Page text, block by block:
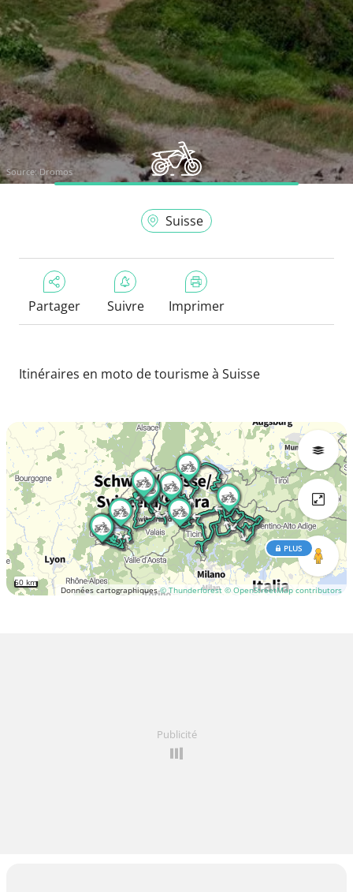
Source:Dromos
Suisse
Partager Suivre Imprimer
Itinéraires en moto de tourisme à Suisse
Données cartographiques© Thunderforest © OpenStreetMap contributors
PLUS
50 km
Publicité